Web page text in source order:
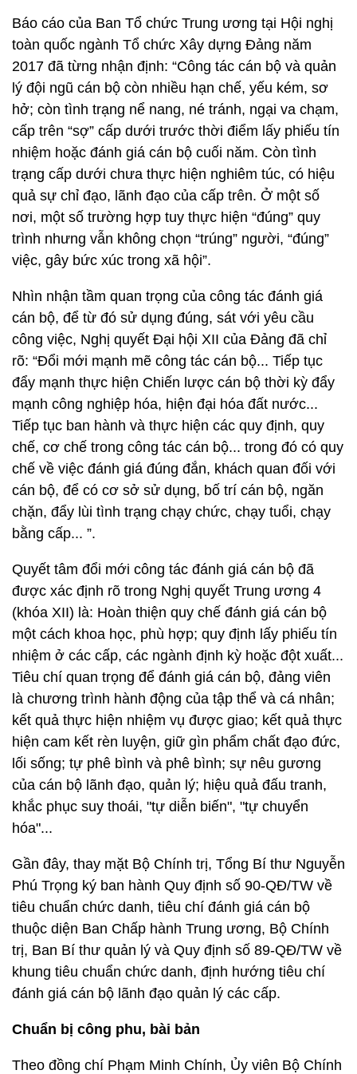
Báo cáo của Ban Tổ chức Trung ương tại Hội nghị
toàn quốc ngành Tổ chức Xây dựng Đảng năm
2017 đã từng nhận định: “Công tác cán bộ và quản
lý đội ngũ cán bộ còn nhiều hạn chế, yếu kém, sơ
hở; còn tình trạng nể nang, né tránh, ngại va chạm,
cấp trên “sợ” cấp dưới trước thời điểm lấy phiếu tín
nhiệm hoặc đánh giá cán bộ cuối năm. Còn tình
trạng cấp dưới chưa thực hiện nghiêm túc, có hiệu
quả sự chỉ đạo, lãnh đạo của cấp trên. Ở một số
nơi, một số trường hợp tuy thực hiện “đúng” quy
trình nhưng vẫn không chọn “trúng” người, “đúng”
việc, gây bức xúc trong xã hội”.
Nhìn nhận tầm quan trọng của công tác đánh giá
cán bộ, để từ đó sử dụng đúng, sát với yêu cầu
công việc, Nghị quyết Đại hội XII của Đảng đã chỉ
rõ: “Đổi mới mạnh mẽ công tác cán bộ... Tiếp tục
đẩy mạnh thực hiện Chiến lược cán bộ thời kỳ đẩy
mạnh công nghiệp hóa, hiện đại hóa đất nước...
Tiếp tục ban hành và thực hiện các quy định, quy
chế, cơ chế trong công tác cán bộ... trong đó có quy
chế về việc đánh giá đúng đắn, khách quan đối với
cán bộ, để có cơ sở sử dụng, bố trí cán bộ, ngăn
chặn, đẩy lùi tình trạng chạy chức, chạy tuổi, chạy
bằng cấp... ”.
Quyết tâm đổi mới công tác đánh giá cán bộ đã
được xác định rõ trong Nghị quyết Trung ương 4
(khóa XII) là: Hoàn thiện quy chế đánh giá cán bộ
một cách khoa học, phù hợp; quy định lấy phiếu tín
nhiệm ở các cấp, các ngành định kỳ hoặc đột xuất...
Tiêu chí quan trọng để đánh giá cán bộ, đảng viên
là chương trình hành động của tập thể và cá nhân;
kết quả thực hiện nhiệm vụ được giao; kết quả thực
hiện cam kết rèn luyện, giữ gìn phẩm chất đạo đức,
lối sống; tự phê bình và phê bình; sự nêu gương
của cán bộ lãnh đạo, quản lý; hiệu quả đấu tranh,
khắc phục suy thoái, "tự diễn biến", "tự chuyển
hóa"...
Gần đây, thay mặt Bộ Chính trị, Tổng Bí thư Nguyễn
Phú Trọng ký ban hành Quy định số 90-QĐ/TW về
tiêu chuẩn chức danh, tiêu chí đánh giá cán bộ
thuộc diện Ban Chấp hành Trung ương, Bộ Chính
trị, Ban Bí thư quản lý và Quy định số 89-QĐ/TW về
khung tiêu chuẩn chức danh, định hướng tiêu chí
đánh giá cán bộ lãnh đạo quản lý các cấp.
Chuẩn bị công phu, bài bản
Theo đồng chí Phạm Minh Chính, Ủy viên Bộ Chính